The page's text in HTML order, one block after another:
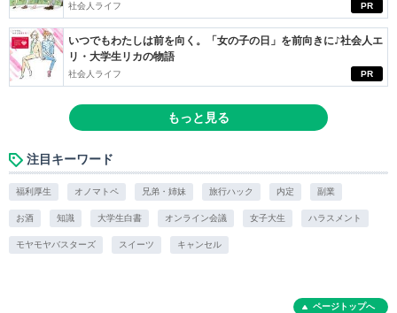
PR
社会人ライフ
PR
いつでもわたしは前を向く。「女の子の日」を前向きに♪社会人エ
リ・大学生リカの物語
社会人ライフ
もっと見る
注目キーワード
福利厚生 オノマトペ 兄弟・姉妹 旅行ハック 内定 副業
お酒 知識 大学生白書 オンライン会議 女子大生 ハラスメント
モヤモヤバスターズ スイーツ キャンセル
ページトップへ